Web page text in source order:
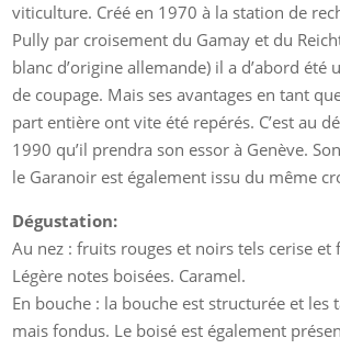
viticulture. Créé en 1970 à la station de
Pully par croisement du Gamay et du
blanc d’origine allemande) il a d’abord été
de coupage. Mais ses avantages en tant
part entière ont vite été repérés. C’est au
1990 qu’il prendra son essor à Genève.
le Garanoir est également issu du même
Dégustation:
Au nez : fruits rouges et noirs tels cerise et
Légère notes boisées. Caramel.
En bouche : la bouche est structurée et les
mais fondus. Le boisé est également